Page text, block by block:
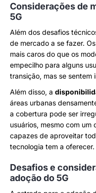
Considerações de
5G
Além dos desafios
de mercado a se fazer.
mais caros do que os
empecilho para alguns
transição, mas se sentem
Além disso, a
áreas urbanas
a cobertura pode ser
usuários, mesmo com um
capazes de aproveitar
tecnologia tem a oferecer.
Desafios e
adoção do 5G